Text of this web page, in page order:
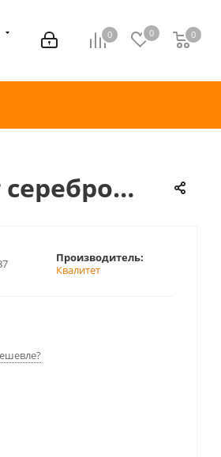
0 0 0
0
Производитель:
Квалитет